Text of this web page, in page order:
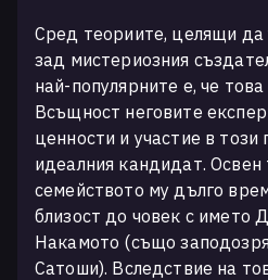
Сред теориите, целящи да
зад мистериозния
най-популярните е, че
Всъщност неговите
ценности и участие в този
идеалния кандидат.
семейството му дълго
близост до човек с името
Накамото (също
Сатоши). Вследствие на